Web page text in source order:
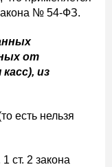
№ 54-ФЗ.
от
из
есть нельзя
ст. 2 закона